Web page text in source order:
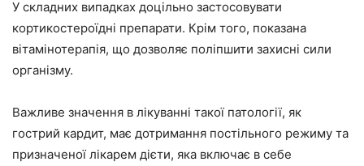
У складних випадках доцільно застосовувати
кортикостероїдні препарати. Крім того, показана
вітамінотерапія, що дозволяє поліпшити захисні сили
організму.
Важливе значення в лікуванні такої патології, як
гострий кардит, має дотримання постільного режиму та
призначеної лікарем дієти, яка включає в себе